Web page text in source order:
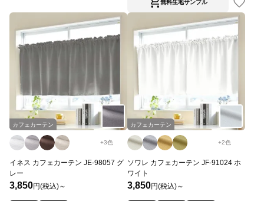
無料生地サンプル
カフェカーテン
+3色
イネス カフェカーテン JE-98057 グ
レー
3,850円(税込)～
カフェカーテン
+2色
ソワレ カフェカーテン JF-91024 ホ
ワイト
3,850円(税込)～